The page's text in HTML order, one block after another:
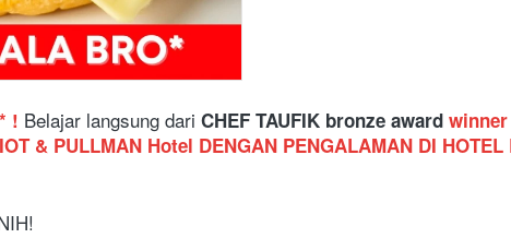
! Belajar langsung dari CHEF TAUFIK bronze award winner
& PULLMAN Hotel DENGAN PENGALAMAN DI